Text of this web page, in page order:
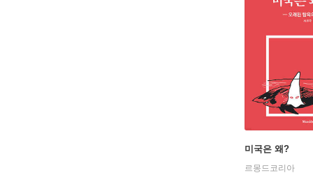
미국은 왜?
르몽드코리아